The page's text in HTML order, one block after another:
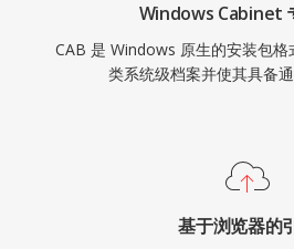
Windows Cabinet
CAB 是 Windows 原生的安装包
类系统级档案并使其具备通
基于浏览器的